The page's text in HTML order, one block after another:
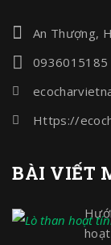
An Thượng,
0936015185
Https://
BÀI VIẾT